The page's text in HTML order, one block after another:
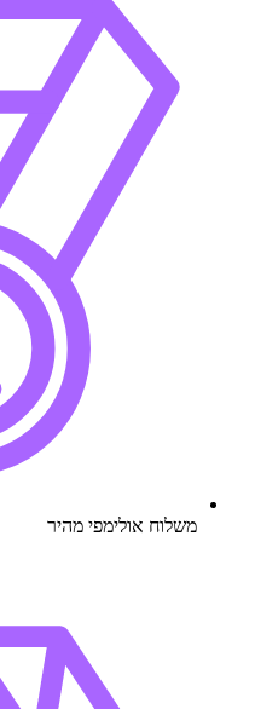
משלוח אולימפי מהיר